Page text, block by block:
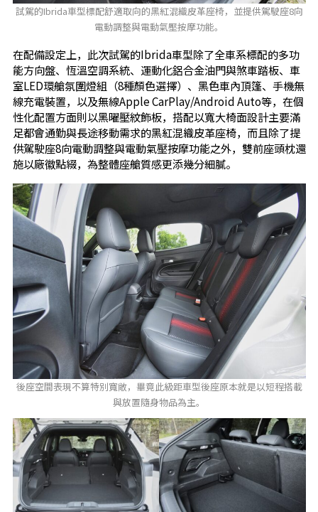
試駕的Ibrida車型標配舒適取向的黑紅混織皮革座椅，並提供駕駛座8向
電動調整與電動氣壓按摩功能。
在配備設定上，此次試駕的Ibrida車型除了全車系標配的多功
能方向盤、恆溫空調系統、運動化鋁合金油門與煞車踏板、車
室LED環艙氛圍燈組（8種顏色選擇）、黑色車內頂篷、手機無
線充電裝置，以及無線Apple CarPlay/Android Auto等，在個
性化配置方面則以黑曜壓紋飾板，搭配以寬大椅面設計主要滿
足都會通勤與長途移動需求的黑紅混織皮革座椅，而且除了提
供駕駛座8向電動調整與電動氣壓按摩功能之外，雙前座頭枕還
施以廠徽點綴，為整體座艙質感更添幾分細膩。
後座空間表現不算特別寬敞，畢竟此級距車型後座原本就是以短程搭載
與放置隨身物品為主。